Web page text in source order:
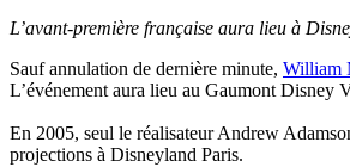
L’avant-première française aura lieu à
Sauf annulation de dernière minute, William
L’événement aura lieu au Gaumont Disney
En 2005, seul le réalisateur Andrew
projections à Disneyland Paris.